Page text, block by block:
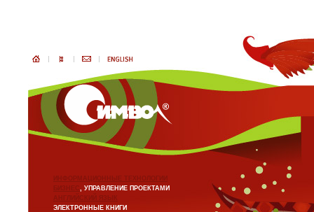
ИНФОРМАЦИОННЫЕ ТЕХНОЛОГИИ
БИЗНЕС, УПРАВЛЕНИЕ ПРОЕКТАМИ
АНГЛИЙСКИЙ ЯЗЫК
ЭЛЕКТРОННЫЕ КНИГИ